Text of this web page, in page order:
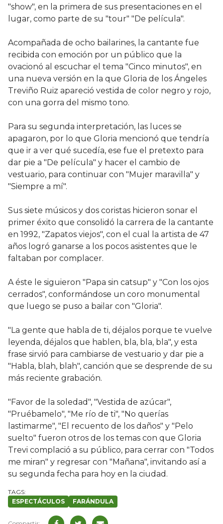
"show", en la primera de sus presentaciones en el
lugar, como parte de su "tour" "De película".
Acompañada de ocho bailarines, la cantante fue
recibida con emoción por un público que la
ovacionó al escuchar el tema "Cinco minutos", en
una nueva versión en la que Gloria de los Ángeles
Treviño Ruiz apareció vestida de color negro y rojo,
con una gorra del mismo tono.
Para su segunda interpretación, las luces se
apagaron, por lo que Gloria mencionó que tendría
que ir a ver qué sucedía, ese fue el pretexto para
dar pie a "De película" y hacer el cambio de
vestuario, para continuar con "Mujer maravilla" y
"Siempre a mí".
Sus siete músicos y dos coristas hicieron sonar el
primer éxito que consolidó la carrera de la cantante
en 1992, "Zapatos viejos", con el cual la artista de 47
años logró ganarse a los pocos asistentes que le
faltaban por complacer.
A éste le siguieron "Papa sin catsup" y "Con los ojos
cerrados", conformándose un coro monumental
que luego se puso a bailar con "Gloria".
"La gente que habla de ti, déjalos porque te vuelve
leyenda, déjalos que hablen, bla, bla, bla", y esta
frase sirvió para cambiarse de vestuario y dar pie a
"Habla, blah, blah", canción que se desprende de su
más reciente grabación.
"Favor de la soledad", "Vestida de azúcar",
"Pruébamelo", "Me río de ti", "No querías
lastimarme", "El recuento de los daños" y "Pelo
suelto" fueron otros de los temas con que Gloria
Trevi complació a su público, para cerrar con "Todos
me miran" y regresar con "Mañana", invitando así a
su segunda fecha para hoy en la ciudad.
ESPECTÁCULOS FARÁNDULA